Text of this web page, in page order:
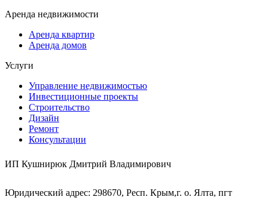
Аренда недвижимости
Аренда квартир
Аренда домов
Услуги
Управление недвижимостью
Инвестиционные проекты
Строительство
Дизайн
Ремонт
Консультации
ИП Кушнирюк Дмитрий Владимирович
Юридический адрес: 298670, Респ. Крым,г. о. Ялта, пгт